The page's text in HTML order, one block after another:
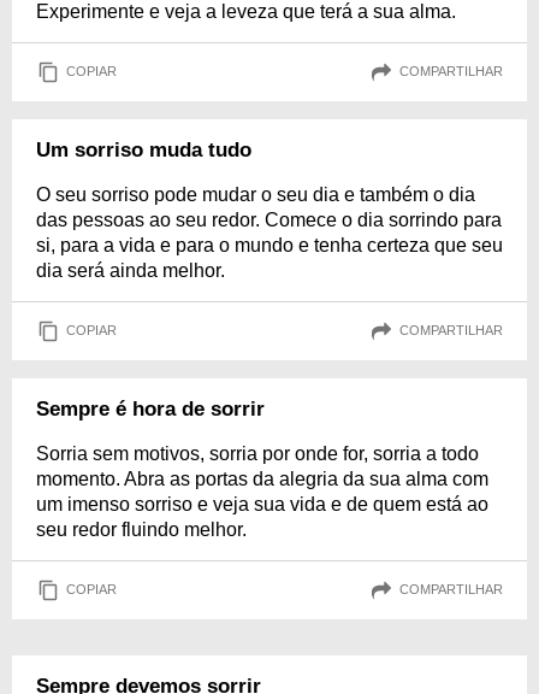
Experimente e veja a leveza que terá a sua alma.
COPIAR COMPARTILHAR
Um sorriso muda tudo
O seu sorriso pode mudar o seu dia e também o dia
das pessoas ao seu redor. Comece o dia sorrindo para
si, para a vida e para o mundo e tenha certeza que seu
dia será ainda melhor.
COPIAR COMPARTILHAR
Sempre é hora de sorrir
Sorria sem motivos, sorria por onde for, sorria a todo
momento. Abra as portas da alegria da sua alma com
um imenso sorriso e veja sua vida e de quem está ao
seu redor fluindo melhor.
COPIAR COMPARTILHAR
Sempre devemos sorrir